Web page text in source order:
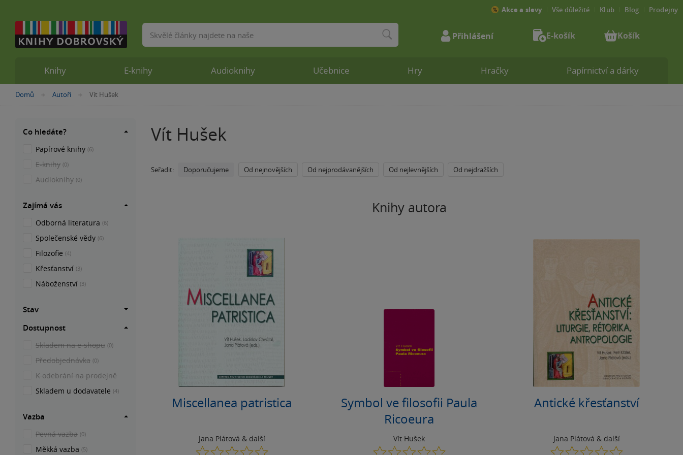
Nacházíte
Domů »Autoři »
Vít Hušek
Vít Hušek
Seřadit: Doporučujeme Od nejnovějších Od nejprodávanějších Od nejlevnějších Od nejdražších
Knihy autora
Miscellanea patristica
Jana Plátová & další
0.0
Symbol ve filosofii Paula
Ricoeura
Vít Hušek
0.0
Antické křesťanství
Jana Plátová & další
0.0
Co hledáte?
Papírové knihy (6)
E-knihy (0)
Audioknihy (0)
Zajímá vás
Odborná literatura (6)
Společenské vědy (6)
Filozofie (4)
Křesťanství (3)
Náboženství (3)
Stav
Dostupnost
Skladem na e-shopu (0)
Předobjednávka (0)
K odebrání na prodejně
Skladem u dodavatele (4)
Vazba
Pevná vazba (0)
Měkká vazba (5)
Knihy E-knihy Audioknihy Učebnice Hry Hračky Papírnictví a dárky
Akce a slevy Vše důležité Klub Blog Prodejny
Vyhledávání Přihlášení E-košík Košík